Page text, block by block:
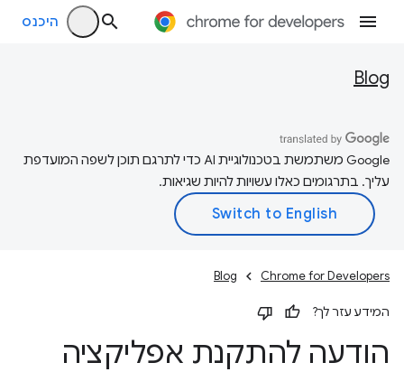
היכנס
Blog
‫Google משתמשת בטכנולוגיית AI כדי לתרגם תוכן לשפה המועדפת
עליך. בתרגומים כאלו עשויות להיות שגיאות.
Chrome for Developers
Blog
המידע עזר לך?
הודעה להתקנת אפליקציה